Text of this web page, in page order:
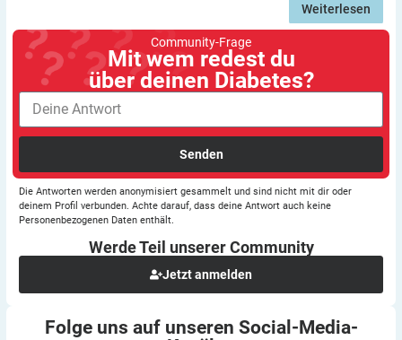
Weiterlesen
Community-Frage
Mit wem redest du
über deinen Diabetes?
Senden
Die Antworten werden anonymisiert gesammelt und sind nicht mit dir oder
deinem Profil verbunden. Achte darauf, dass deine Antwort auch keine
Personenbezogenen Daten enthält.
Werde Teil unserer Community
Jetzt anmelden
Folge uns auf unseren Social-Media-